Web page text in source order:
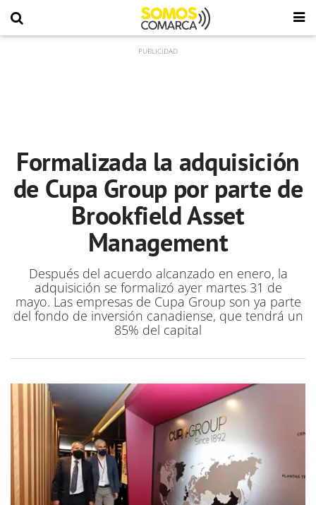
Formalizada la adquisición
de Cupa Group por parte de
Brookfield Asset
Management
Después del acuerdo alcanzado en enero, la
adquisición se formalizó ayer martes 31 de
mayo. Las empresas de Cupa Group son ya parte
del fondo de inversión canadiense, que tendrá un
85% del capital